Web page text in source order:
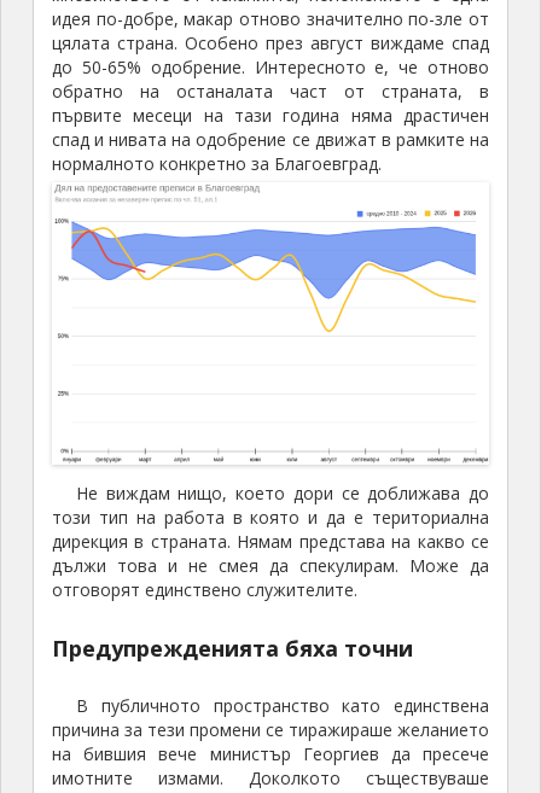
идея по-добре, макар отново значително по-зле от
цялата страна. Особено през август виждаме спад
до 50-65% одобрение. Интересното е, че отново
обратно на останалата част от страната, в
първите месеци на тази година няма драстичен
спад и нивата на одобрение се движат в рамките на
нормалното конкретно за Благоевград.
Не виждам нищо, което дори се доближава до
този тип на работа в която и да е териториална
дирекция в страната. Нямам представа на какво се
дължи това и не смея да спекулирам. Може да
отговорят единствено служителите.
Предупрежденията бяха точни
В публичното пространство като единствена
причина за тези промени се тиражираше желанието
на бившия вече министър Георгиев да пресече
имотните измами. Доколкото съществуваше